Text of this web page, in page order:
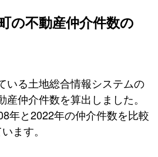
の不動産仲介件数の
いる土地総合情報システムの
仲介件数を算出しました。
年と2022年の仲介件数を比較
ます。